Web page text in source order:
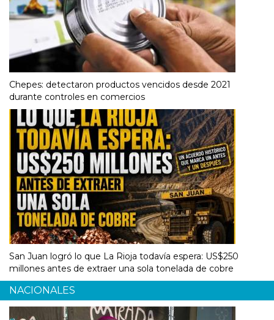
Chepes: detectaron productos vencidos desde 2021
durante controles en comercios
San Juan logró lo que La Rioja todavía espera: US$250
millones antes de extraer una sola tonelada de cobre
NACIONALES